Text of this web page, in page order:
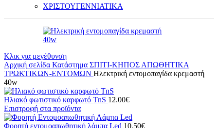
ΧΡΙΣΤΟΥΓΕΝΝΙΑΤΙΚΑ
Κλικ για μεγέθυνση
Αρχική σελίδα Κατάστημα ΣΠΙΤΙ-ΚΗΠΟΣ ΑΠΩΘΗΤΙΚΑ
ΤΡΩΚΤΙΚΩΝ-ΕΝΤΟΜΩΝ Ηλεκτρική εντομοπαγίδα κρεμαστή
40w
Ηλιακό φωτιστικό καρφωτό TnS 12.00€
Επιστροφή στα προϊόντα
Φορητή εντομοαπωθητική λάμπα Led 10.50€